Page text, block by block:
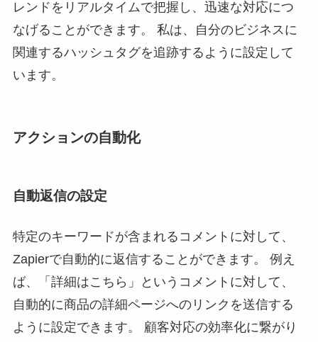
レンドをリアルタイムで把握し、迅速な対応につ
なげることができます。 私は、自分のビジネスに
関連するハッシュタグを追跡するように設定して
います。
アクションの自動化
自動返信の設定
特定のキーワードが含まれるコメントに対して、
Zapierで自動的に返信することができます。 例え
ば、「詳細はこちら」というコメントに対して、
自動的に商品の詳細ページへのリンクを送信する
ように設定できます。 顧客対応の効率化に繋がり